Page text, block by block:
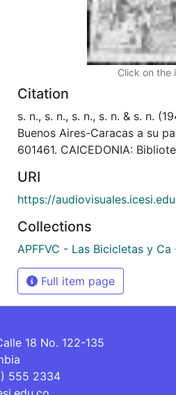
Click on the
Citation
s. n., s. n., s. n., s. n. & s. n.
Buenos Aires-Caracas a su
601461. CAICEDONIA:
URI
https://
Collections
APFFVC - Las Bicicletas y
Full item page
18 No. 122-135
555 2334